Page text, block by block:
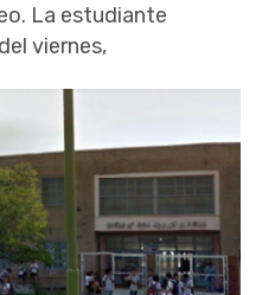
La estudiante
viernes,